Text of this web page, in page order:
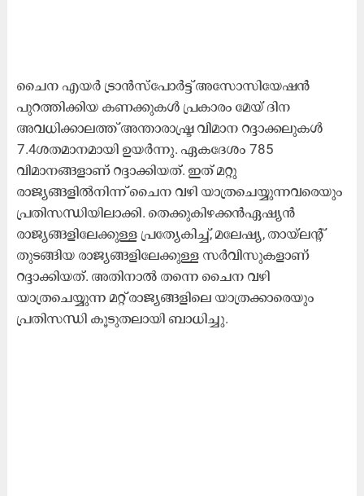
ചൈന എയർ ട്രാൻസ്പോർട്ട് അസോസിയേഷൻ
പുറത്തിക്കിയ കണക്കുകൾ പ്രകാരം മേയ് ദിന
അവധിക്കാലത്ത് അന്താരാഷ്ട്ര വിമാന റദ്ദാക്കലുകൾ
7.4ശതമാനമായി ഉയർന്നു. ഏകദേശം 785
വിമാനങ്ങളാണ് റദ്ദാക്കിയത്. ഇത് മറ്റു
രാജ്യങ്ങളിൽനിന്ന് ചൈന വഴി യാത്രചെയ്യുന്നവരെയും
പ്രതിസന്ധിയിലാക്കി. തെക്കുകിഴക്കൻഏഷ്യൻ
രാജ്യങ്ങളിലേക്കുള്ള പ്രത്യേകിച്ച്, മലേഷ്യ, തായ്‍ലന്റ്
തുടങ്ങിയ രാജ്യങ്ങളിലേക്കുള്ള സർവിസുകളാണ്
റദ്ദാക്കിയത്. അതിനാൽ തന്നെ ചൈന വഴി
യാത്രചെയ്യുന്ന മറ്റ് രാജ്യങ്ങളിലെ യാത്രക്കാരെയും
പ്രതിസന്ധി കൂടുതലായി ബാധിച്ചു.